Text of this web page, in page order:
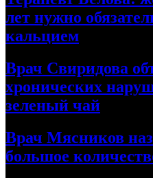
лет нужно
кальцием
Врач Свиридова
хронических
зеленый чай
Врач Мясников
большое